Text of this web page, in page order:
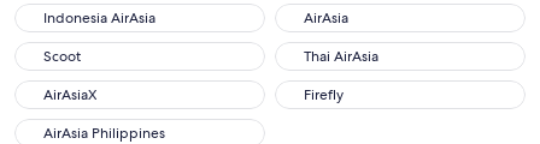
Indonesia AirAsia
Indonesia AirAsia AirAsia
AirAsia
Scoot
Scoot Thai AirAsia
Thai AirAsia
AirAsiaX
AirAsiaX Firefly
Firefly
AirAsia Philippines
AirAsia Philippines